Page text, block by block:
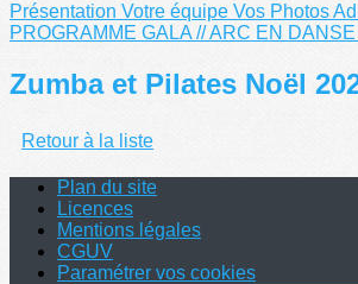
Présentation Votre équipe Vos Photos
PROGRAMME GALA // ARC EN
Zumba et Pilates Noël
Retour à la liste
Plan du site
Licences
Mentions légales
CGUV
Paramétrer vos cookies